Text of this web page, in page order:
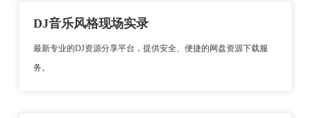
DJ音乐风格现场实录
最新专业的DJ资源分享平台，提供安全、便捷的网盘资源下载服
务。